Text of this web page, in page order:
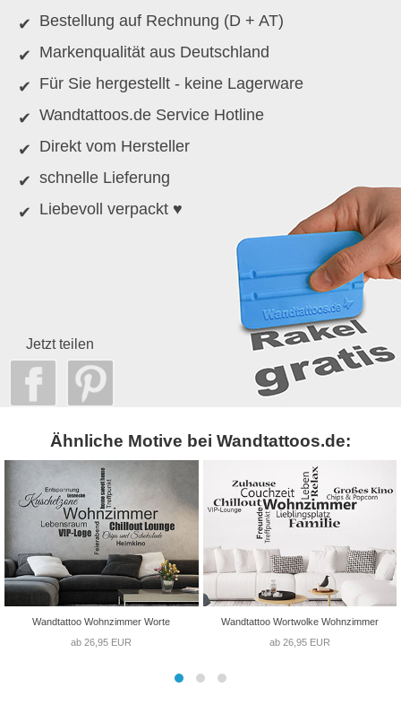
Bestellung auf Rechnung (D + AT)
Markenqualität aus Deutschland
Für Sie hergestellt - keine Lagerware
Wandtattoos.de Service Hotline
Direkt vom Hersteller
schnelle Lieferung
Liebevoll verpackt ♥
Jetzt teilen
Ähnliche Motive bei Wandtattoos.de:
Wandtattoo Wohnzimmer Worte
ab 26,95 EUR
Wandtattoo Wortwolke Wohnzimmer
ab 26,95 EUR